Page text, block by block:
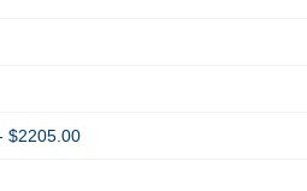
$2205.00